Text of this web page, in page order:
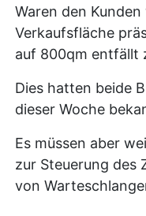
Waren den
Verkaufsfläche
auf 800qm entfällt
Dies hatten beide
dieser Woche
Es müssen aber
zur Steuerung des
von